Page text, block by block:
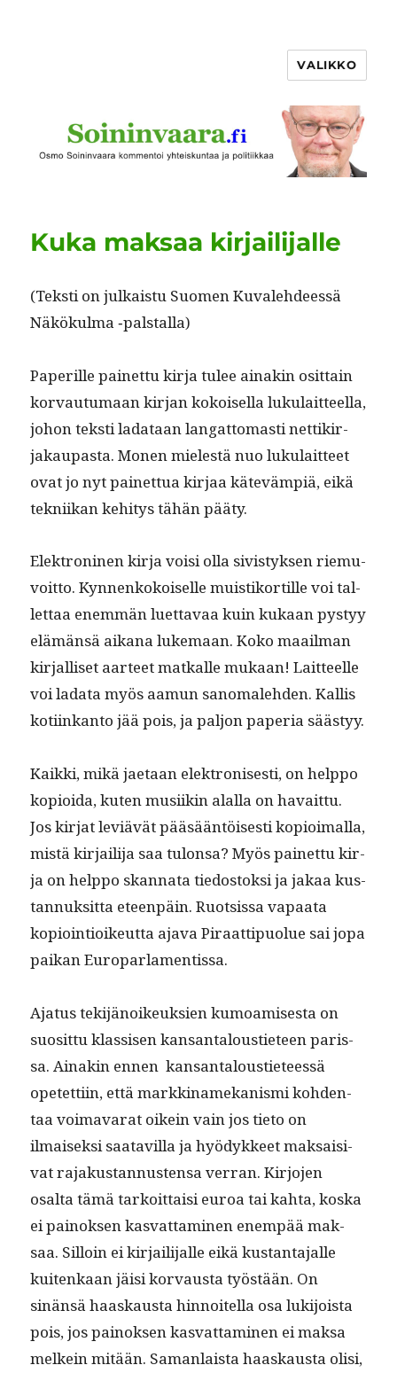
VALIKKO
Kuka maksaa kirjailijalle
(Tek­sti on julka­istu Suomen Kuvale­hdeessä
Näkökul­ma ‑pal­stal­la)
Paper­ille painet­tu kir­ja tulee ainakin osit­tain
kor­vau­tu­maan kir­jan kokoisel­la luku­lait­teel­la,
johon tek­sti ladataan lan­gat­tomasti net­tikir­
jakau­pas­ta. Mon­en mielestä nuo luku­lait­teet
ovat jo nyt painet­tua kir­jaa kätevämpiä, eikä
tekni­ikan kehi­tys tähän pääty.
Elek­tron­i­nen kir­ja voisi olla sivistyk­sen riemu­
voit­to. Kyn­nenkokoiselle muis­tiko­r­tille voi tal­
let­taa enem­män luet­tavaa kuin kukaan pystyy
elämän­sä aikana luke­maan. Koko maail­man
kir­jal­liset aar­teet matkalle mukaan! Lait­teelle
voi lada­ta myös aamun sanomale­hden. Kallis
koti­inkan­to jää pois, ja paljon pape­ria säästyy.
Kaik­ki, mikä jae­taan elek­tro­n­is­es­ti, on help­po
kopi­oi­da, kuten musi­ikin alal­la on havait­tu.
Jos kir­jat lev­iävät pääsään­töis­es­ti kopi­oimal­la,
mis­tä kir­jail­i­ja saa tulon­sa? Myös painet­tu kir­
ja on help­po skan­na­ta tiedos­tok­si ja jakaa kus­
tan­nuk­sit­ta eteen­päin. Ruot­sis­sa vapaa­ta
kopi­oin­tioikeut­ta aja­va Piraat­tipuolue sai jopa
paikan Europarlamentissa.
Aja­tus tek­i­jänoikeuk­sien kumoamis­es­ta on
suosit­tu klas­sisen kansan­talousti­eteen paris­
sa. Ainakin ennen kansan­talousti­eteessä
opetet­ti­in, että markki­namekanis­mi kohden­
taa voimavarat oikein vain jos tieto on
ilmaisek­si saatavil­la ja hyödyk­keet mak­saisi­
vat rajakus­tan­nusten­sa ver­ran. Kir­jo­jen
osalta tämä tarkoit­taisi euroa tai kah­ta, kos­ka
ei pain­ok­sen kas­vat­ta­mi­nen enem­pää mak­
saa. Sil­loin ei kir­jail­i­jalle eikä kus­tan­ta­jalle
kuitenkaan jäisi kor­vaus­ta työstään. On
sinän­sä haaskaus­ta hin­noitel­la osa luk­i­joista
pois, jos pain­ok­sen kas­vat­ta­mi­nen ei mak­sa
melkein mitään. Saman­laista haaskaus­ta olisi,